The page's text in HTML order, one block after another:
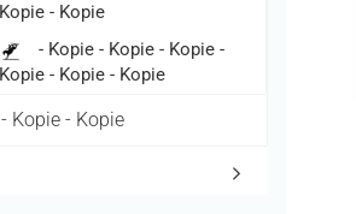
Kopie - Kopie
- Kopie - Kopie - Kopie -
Kopie - Kopie - Kopie
- Kopie - Kopie